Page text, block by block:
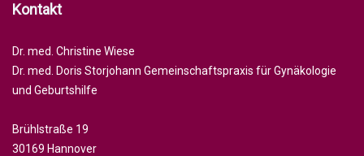
Kontakt
Dr. med. Christine Wiese
Dr. med. Doris Storjohann Gemeinschaftspraxis für Gynäkologie
und Geburtshilfe
Brühlstraße 19
30169 Hannover